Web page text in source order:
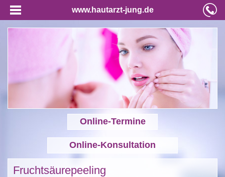
www.hautarzt-jung.de
Online-Termine
Online-Konsultation
Fruchtsäurepeeling